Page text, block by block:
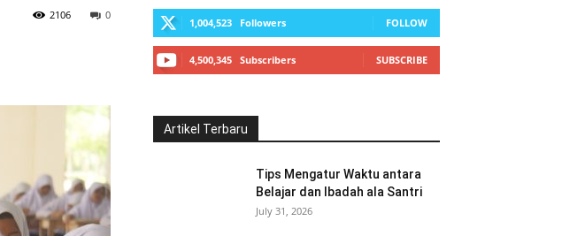
0
2106
1,004,523 Followers FOLLOW
4,500,345 Subscribers SUBSCRIBE
Artikel Terbaru
Tips Mengatur Waktu antara
Belajar dan Ibadah ala Santri
July 31, 2026